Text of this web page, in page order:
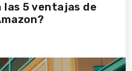
las 5 ventajas de